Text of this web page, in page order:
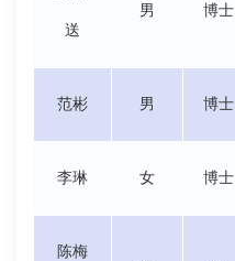
送
男 博士
范彬 男 博士
李琳 女 博士
陈梅